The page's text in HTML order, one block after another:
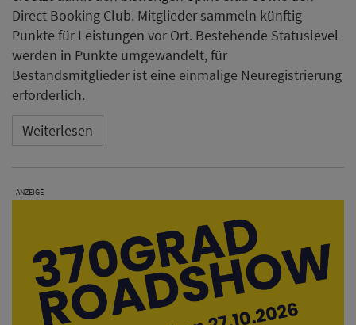
Direct Booking Club. Mitglieder sammeln künftig
Punkte für Leistungen vor Ort. Bestehende Statuslevel
werden in Punkte umgewandelt, für
Bestandsmitglieder ist eine einmalige Neuregistrierung
erforderlich.
Weiterlesen
ANZEIGE